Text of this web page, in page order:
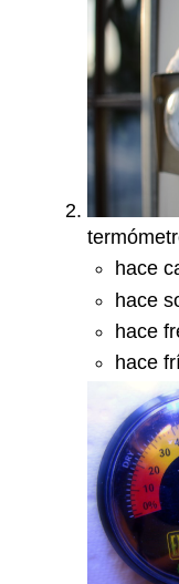
hace
hace
hace
hace